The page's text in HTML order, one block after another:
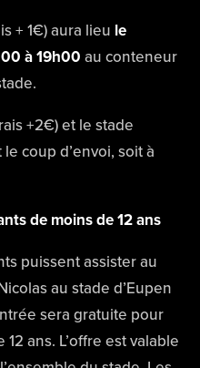
+ 1€) aura lieu le
à 19h00 au conteneur
+2€) et le stade
coup d’envoi, soit à
de moins de 12 ans
puissent assister au
au stade d’Eupen
sera gratuite pour
ans. L’offre est valable